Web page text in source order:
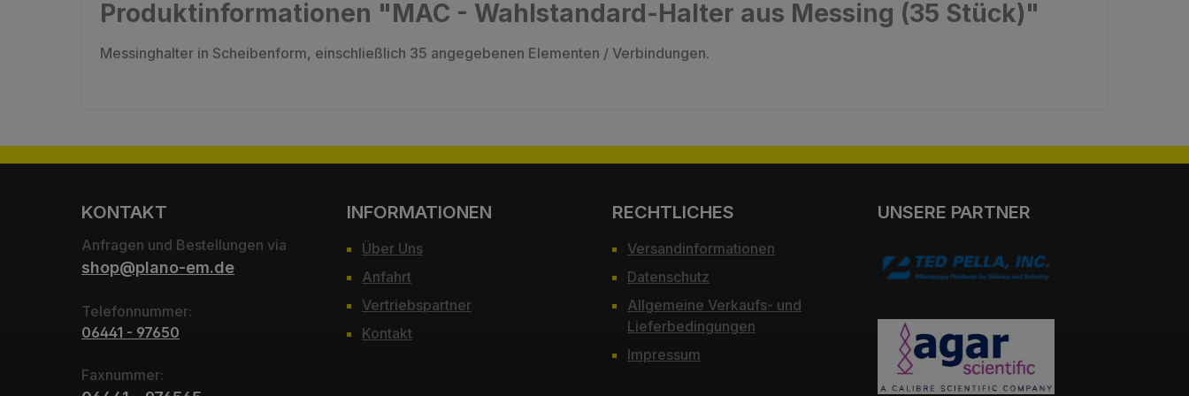
Produktinformationen "MAC - Wahlstandard-Halter aus Messing (35 Stück)"
Messinghalter in Scheibenform, einschließlich 35 angegebenen Elementen / Verbindungen.
KONTAKT
Anfragen und Bestellungen via
shop@plano-em.de
Telefonnummer:
06441 - 97650
Faxnummer:
INFORMATIONEN
Über Uns
Anfahrt
Vertriebspartner
Kontakt
RECHTLICHES
Versandinformationen
Datenschutz
Allgemeine Verkaufs- und
Lieferbedingungen
Impressum
UNSERE PARTNER